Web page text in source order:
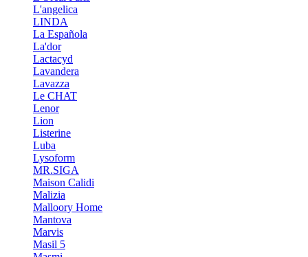
L'angelica
LINDA
La Española
La'dor
Lactacyd
Lavandera
Lavazza
Le CHAT
Lenor
Lion
Listerine
Luba
Lysoform
MR.SIGA
Maison Calidi
Malizia
Malloory Home
Mantova
Marvis
Masil 5